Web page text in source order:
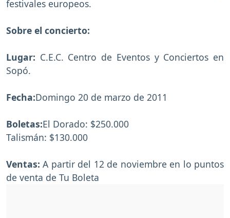
festivales europeos.
Sobre el concierto:
Lugar: C.E.C. Centro de Eventos y Conciertos en
Sopó.
Fecha:Domingo 20 de marzo de 2011
Boletas:El Dorado: $250.000
Talismán: $130.000
Ventas:A partir del 12 de noviembre en lo puntos
de venta de Tu Boleta